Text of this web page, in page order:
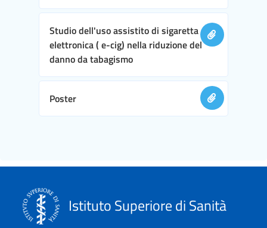
Studio dell'uso assistito di sigaretta
elettronica ( e-cig) nella riduzione del
danno da tabagismo
Poster
Istituto Superiore di Sanità